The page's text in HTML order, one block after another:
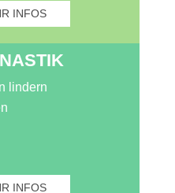
INFOS
lindern
INFOS